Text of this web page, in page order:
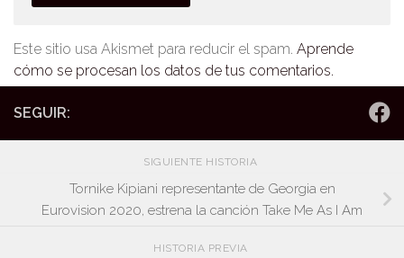
Este sitio usa Akismet para reducir el spam. Aprende
cómo se procesan los datos de tus comentarios.
SEGUIR:
SIGUIENTE HISTORIA
Tornike Kipiani representante de Georgia en
Eurovision 2020, estrena la canción Take Me As I Am
HISTORIA PREVIA